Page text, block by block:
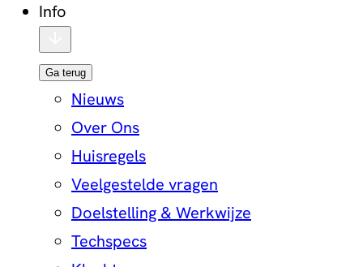
Info
Ga terug
Nieuws
Over Ons
Huisregels
Veelgestelde vragen
Doelstelling & Werkwijze
Techspecs